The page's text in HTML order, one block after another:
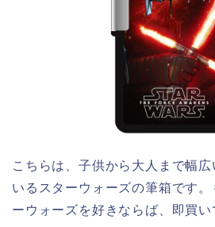
こちらは、子供から大人まで幅
いるスターウォーズの筆箱です。
ーウォーズを好きならば、即買い